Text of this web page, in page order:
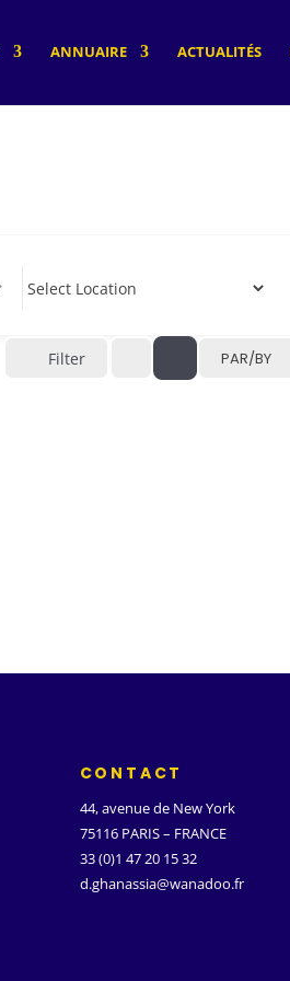
ANNUAIRE ACTUALITÉS
Filter PAR/BY
CONTACT
44, avenue de New York
75116 PARIS – FRANCE
33 (0)1 47 20 15 32
d.ghanassia@wanadoo.fr